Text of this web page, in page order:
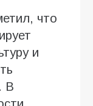
что
и
В